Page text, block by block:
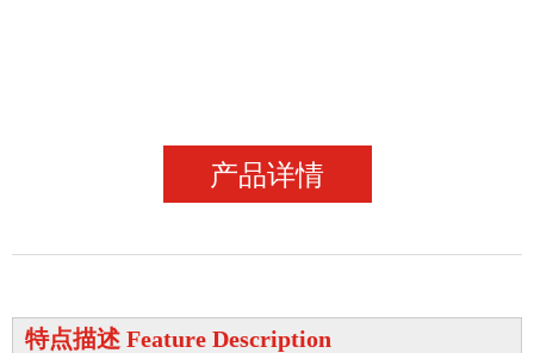
特点描述 Feature Description
产品详情